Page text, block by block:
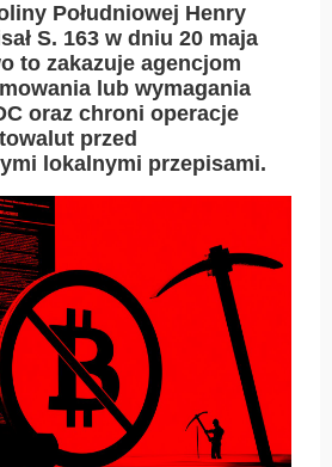
Południowej Henry
S. 163 w dniu 20 maja
to zakazuje agencjom
lub wymagania
oraz chroni operacje
przed
lokalnymi przepisami.